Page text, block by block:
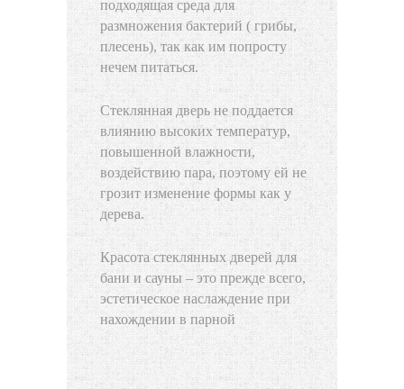
подходящая среда для
размножения бактерий ( грибы,
плесень), так как им попросту
нечем питаться.
Стеклянная дверь не поддается
влиянию высоких температур,
повышенной влажности,
воздействию пара, поэтому ей не
грозит изменение формы как у
дерева.
Красота стеклянных дверей для
бани и сауны – это прежде всего,
эстетическое наслаждение при
нахождении в парной